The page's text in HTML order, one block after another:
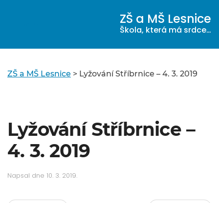
ZŠ a MŠ Lesnice
Škola, která má srdce…
ZŠ a MŠ Lesnice > Lyžování Stříbrnice – 4. 3. 2019
Lyžování Stříbrnice –
4. 3. 2019
Napsal dne 10. 3. 2019.